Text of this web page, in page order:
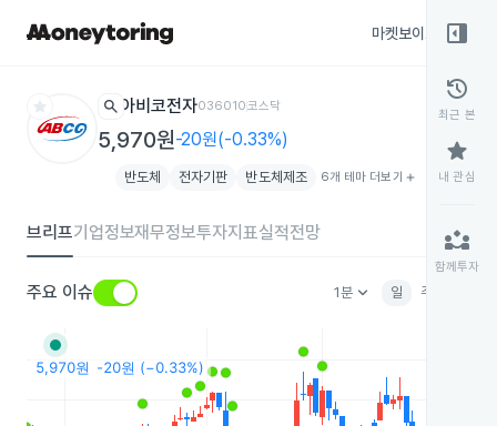
마켓보이스
star search 아비코전자036010코스닥
5,970원-20원(-0.33%)
반도체 전자기판 반도체제조 6개 테마 더보기 add
브리프기업정보재무정보투자지표실적전망
주요 이슈 1분keyboard_arrow_down 일 주
right_panel_open
history
최근 본
star
내 관심
partner_exchange
함께투자